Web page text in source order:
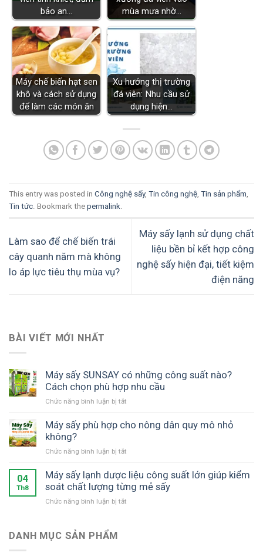
bảo an…
mùa mưa nhờ…
Máy chế biến hạt sen
khô và cách sử dụng
để làm các món ăn
Xu hướng thị trường
đá viên: Nhu cầu sử
dụng hiện…
This entry was posted in Công nghệ sấy, Tin công nghệ Tin sản phẩm
Tin tức . Bookmark the permalink
Làm sao để chế biến trái
cây quanh năm mà không
lo áp lực tiêu thụ mùa vụ?
Máy sấy lạnh sử dụng chất
liệu bền bỉ kết hợp công
nghệ sấy hiện đại, tiết kiệm
điện năng
BÀI VIẾT MỚI NHẤT
Máy sấy SUNSAY có những công suất nào?
Cách chọn phù hợp nhu cầu
Chức năng bình luận bị tắt
sấy
suất
nào?
Máy sấy phù hợp cho nông dân quy mô nhỏ
không?
Chức năng bình luận bị tắt
sấy
phù
hợp
04
Th8
Máy sấy lạnh dược liệu công suất lớn giúp kiểm
soát chất lượng từng mẻ sấy
Chức năng bình luận bị tắt
DANH MỤC SẢN PHẨM